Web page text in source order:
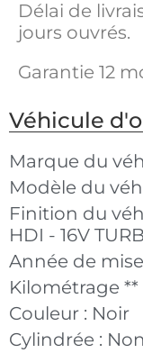
Délai de
jours ouvrés.
Garantie 12
Véhicule
Marque du
Modèle du
Finition du
HDI - 16V
Année de
Kilométrage **
Couleur : Noir
Cylindrée :